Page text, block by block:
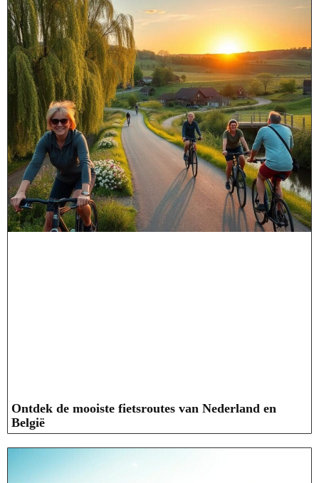
Ontdek de mooiste fietsroutes van Nederland en
België